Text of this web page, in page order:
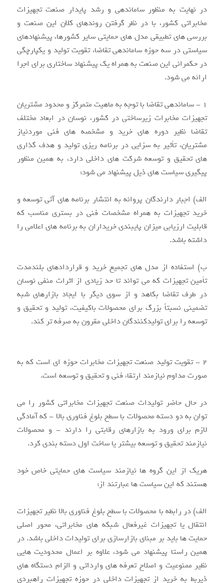
در نهایت به منظور ساماندهی و رشد پایدار صنعت تجهیزات
مخابراتی کشور، با در نظر گرفتن روندهای کلان این صنعت و
بررسی های تطبیقی مدل های حمایتی سایر کشورها، پیشنهادهای
سیاستی در سه حوزه ساماندهی تقاضا، تقویت تولید و یکپارچگی
در حکمرانی این صنعت به همراه یک پیشنهاد ساختاری برای اجرا
ارائه می شود.
۱ - ساماندهی تقاضا با توجه به ماهیت متمرکز و محدود مشتریان
تجهیزات مخابرات زیرساختی در کشور، نوسان در ابعاد مختلف
تقاضا نظیر دوره های خرید و مشخصه های فنی موردنیاز
مشتریان، تأثیر به سزایی در برنامه ریزی تولید و هدف گذاری
های تحقیق و توسعه شرکت های داخلی دارد، به همین منظور
پیگیری سیاست های ذیل پیشنهاد می شود:
الف) اجبار دارندگان پروانه به انتشار برنامه های آتی توسعه و
خرید تجهیزات به همراه مشخصات فنی در بستری مناسب که
قابلیت ارزیابی میزان پایبندی خریداران به برنامه های اعلامی را
داشته باشد.
ب) استفاده از مدل های تجمیع خرید و قراردادهای بلندمدت
تأمین تجهیزات که می تواند تا حد زیادی از اثرات منفی نوسان
در طرف تقاضا بکاهد و از سوی دیگر با ایجاد بازارهای شبه
تضمینی نسبتاً بزرگ برای محصولات باکیفیت، تولید و تحقیق و
توسعه را برای تولیدکنندگان داخلی مقرون به صرفه تر کند.
۲ - تقویت تولید صنعت تجهیزات مخابرات حوزه ای است که به
صورت مداوم نیازمند ارتقاء فنی و تحقیق و توسعه است.
در حال حاضر تولیدات صنعت تجهیزات مخابراتی کشور را می
توان به دو دسته محصولات با سطح بلوغ فناوری بالا - که آمادگی
لازم برای ورود به بازارهای رقابتی را دارند - و محصولات
نیازمند تحقیق و توسعه بیشتر یا ساخت اول دسته بندی کرد.
هریک از این گروه ها نیازمند سیاست های حمایتی خاص خود
هستند که این سیاست ها عبارتند از:
الف) در رابطه با محصولات با سطح بلوغ فناوری بالا نظیر تجهیزات
انتقال یا تجهیزات غیرفعال شبکه های مخابراتی، محور اصلی
حمایت ها باید بر مبنای بازارسازی برای تولیدات داخلی باشد. در
همین راستا پیشنهاد می شود، علاوه بر اعمال محدودیت هایی
نظیر ممنوعیت و اصلاح تعرفه های وارداتی و الزام دستگاه های
ذیربط به خرید از تجهیزات داخلی در حوزه تجهیزات راهبردی